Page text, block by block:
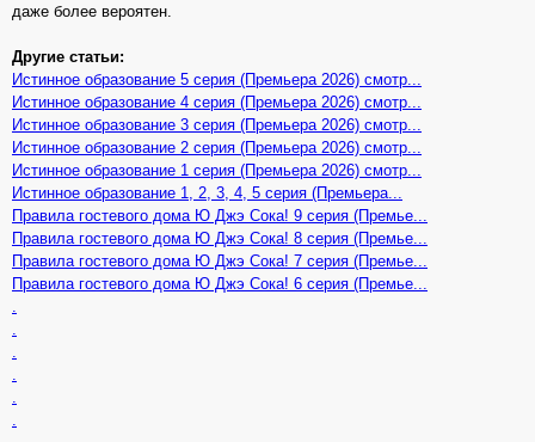
даже более вероятен.
Другие статьи:
Истинное образование 5 серия (Премьера 2026) смотр...
Истинное образование 4 серия (Премьера 2026) смотр...
Истинное образование 3 серия (Премьера 2026) смотр...
Истинное образование 2 серия (Премьера 2026) смотр...
Истинное образование 1 серия (Премьера 2026) смотр...
Истинное образование 1, 2, 3, 4, 5 серия (Премьера...
Правила гостевого дома Ю Джэ Сока! 9 серия (Премье...
Правила гостевого дома Ю Джэ Сока! 8 серия (Премье...
Правила гостевого дома Ю Джэ Сока! 7 серия (Премье...
Правила гостевого дома Ю Джэ Сока! 6 серия (Премье...